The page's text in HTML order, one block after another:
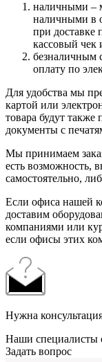
наличными –
наличными в
при доставке
кассовый чек
безналичным
оплату по
Для удобства мы
картой или
товара будут
документы с
Мы принимаем
есть возможность,
самостоятельно,
Если офиса нашей
доставим
компаниями или
если офисы этих
Нужна
Наши специалисты
Задать вопрос